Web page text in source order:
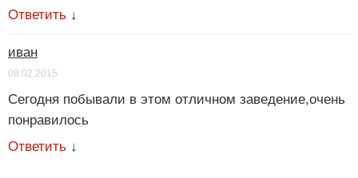
Ответить ↓
иван
08.02.2015
Сегодня побывали в этом отличном заведение,очень
понравилось
Ответить ↓